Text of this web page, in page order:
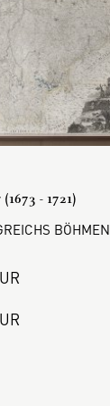
- 1721)
BÖHMEN